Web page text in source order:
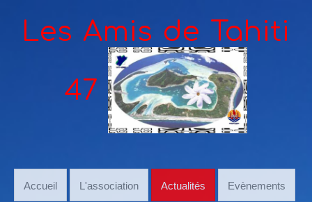
Les Amis de Tahiti
47
Accueil L'association Actualités Evènements